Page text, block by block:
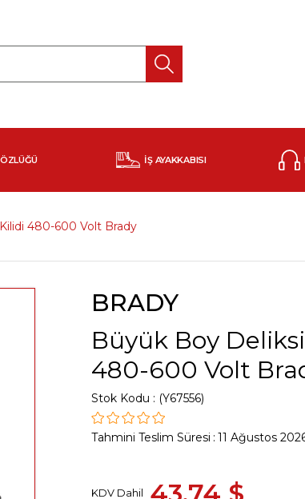
İŞ AYAKKABISI
480-600 Volt Brady
BRADY
Büyük Boy
480-600 Volt
Stok Kodu (Y67556)
Tahmini Teslim Süresi : 11 Ağustos
KDV Dahil 43.74 $